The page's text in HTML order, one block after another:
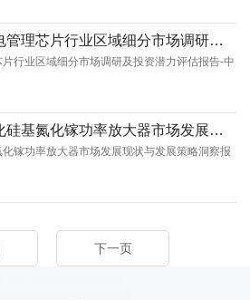
2025年中国电荷泵充电管理芯片行业区域细分市场调研及投资潜力评估报告-中金企信发布
行业区域细分市场调研及投资潜力评估报告-中
2025年全球与中国碳化硅基氮化镓功率放大器市场发展现状与发展策略洞察报告-中金企信发布
镓功率放大器市场发展现状与发展策略洞察报
下一页